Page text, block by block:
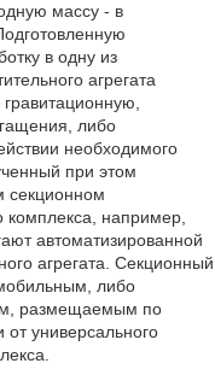
массу - в
в одну из
агрегата
либо
необходимого
при этом
секционном
комплекса, например,
автоматизированной
агрегата. Секционный
либо
размещаемым по
универсального